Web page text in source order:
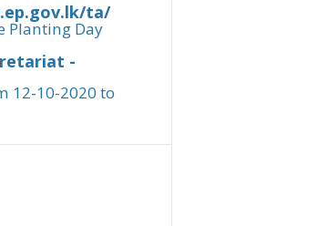
ta/
Planting Day
-
12-10-2020 to